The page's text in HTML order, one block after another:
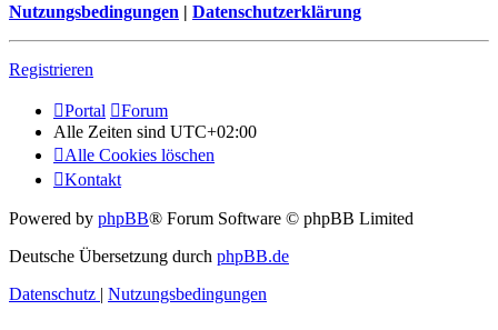
Nutzungsbedingungen | Datenschutzerklärung
Registrieren
Portal
Forum
Alle Zeiten sind UTC+02:00
Alle Cookies löschen
Kontakt
Powered by phpBB® Forum Software © phpBB Limited
Deutsche Übersetzung durch phpBB.de
Datenschutz | Nutzungsbedingungen